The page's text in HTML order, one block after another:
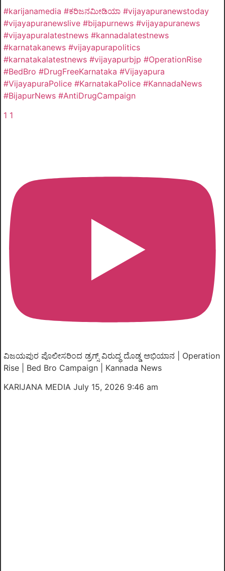
#karijanamedia #ಕರಿಜನಮೀಡಿಯಾ #vijayapuranewstoday
#vijayapuranewslive #bijapurnews #vijayapuranews
#vijayapuralatestnews #kannadalatestnews
#karnatakanews #vijayapurapolitics
#karnatakalatestnews #vijayapurbjp #OperationRise
#BedBro #DrugFreeKarnataka #Vijayapura
#VijayapuraPolice #KarnatakaPolice #KannadaNews
#BijapurNews #AntiDrugCampaign
1 1
ವಿಜಯಪುರ ಪೊಲೀಸರಿಂದ ಡ್ರಗ್ಸ್ ವಿರುದ್ಧ ದೊಡ್ಡ ಅಭಿಯಾನ | Operation
Rise | Bed Bro Campaign | Kannada News
KARIJANA MEDIA July 15, 2026 9:46 am